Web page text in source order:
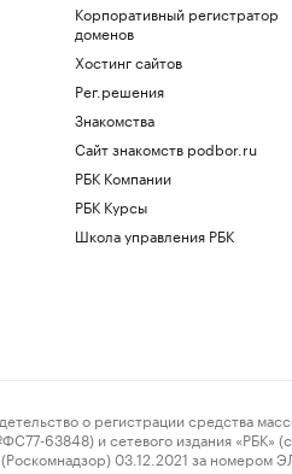
Корпоративный регистратор
доменов
Хостинг сайтов
Рег.решения
Знакомства
Сайт знакомств podbor.ru
РБК Компании
РБК Курсы
Школа управления РБК
о регистрации средства
63848) и сетевого издания «РБК»
03.12.2021 за